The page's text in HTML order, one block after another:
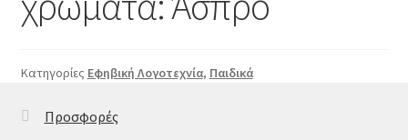
Κατηγορίες Εφηβική Λογοτεχνία, Παιδικά
Προσφορές